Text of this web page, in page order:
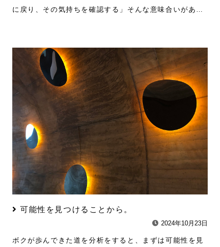
に戻り、その気持ちを確認する」そんな意味合いがあ…
可能性を見つけることから。
2024年10月23日
ボクが歩んできた道を分析をすると、まずは可能性を見